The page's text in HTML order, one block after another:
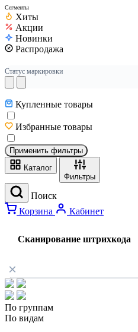
Сегменты
Хиты
Акции
Новинки
Распродажа
Статус маркировки
Купленные товары
Избранные товары
Применить фильтры
Каталог
Фильтры
Поиск
Корзина
Кабинет
Сканирование штрихкода
×
По группам
По видам